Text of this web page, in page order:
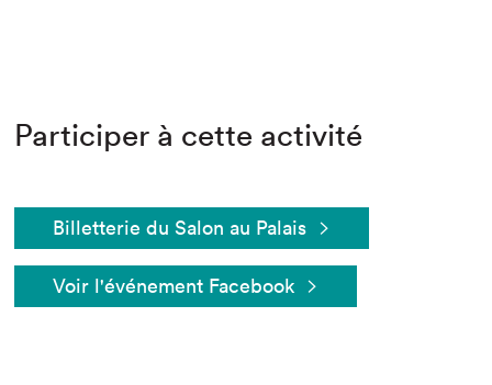
Participer à cette activité
Billetterie du Salon au Palais
Voir l'événement Facebook